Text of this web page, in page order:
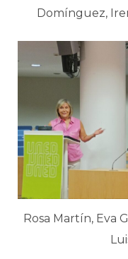
Domínguez,
Rosa Martín, Eva